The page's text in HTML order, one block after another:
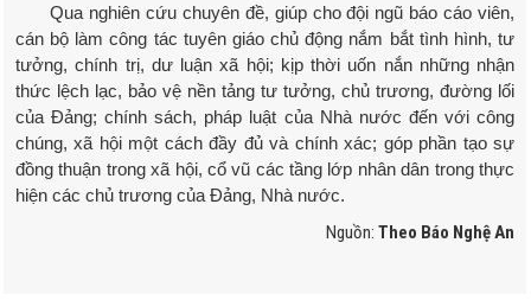
Qua nghiên cứu chuyên đề, giúp cho đội ngũ báo cáo viên,
cán bộ làm công tác tuyên giáo chủ động nắm bắt tình hình, tư
tưởng, chính trị, dư luận xã hội; kịp thời uốn nắn những nhận
thức lệch lạc, bảo vệ nền tảng tư tưởng, chủ trương, đường lối
của Đảng; chính sách, pháp luật của Nhà nước đến với công
chúng, xã hội một cách đầy đủ và chính xác; góp phần tạo sự
đồng thuận trong xã hội, cổ vũ các tầng lớp nhân dân trong thực
hiện các chủ trương của Đảng, Nhà nước.
Nguồn: Theo Báo Nghệ An